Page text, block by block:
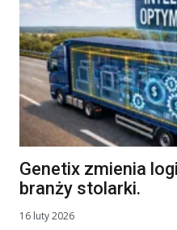
Genetix zmienia
branży stolarki.
16 luty 2026